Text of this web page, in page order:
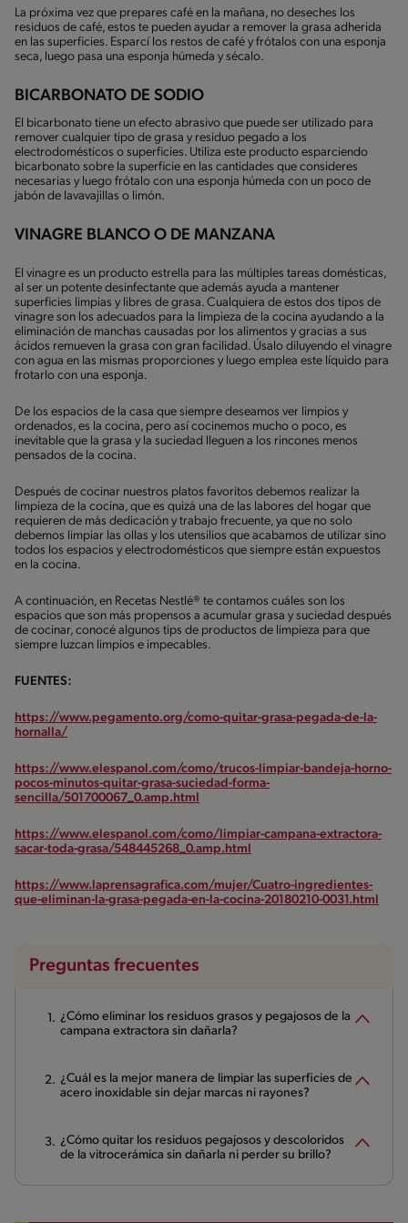
La próxima vez que prepares café en la mañana, no deseches los
residuos de café, estos te pueden ayudar a remover la grasa adherida
en las superficies. Esparcí los restos de café y frótalos con una esponja
seca, luego pasa una esponja húmeda y sécalo.
BICARBONATO DE SODIO
El bicarbonato tiene un efecto abrasivo que puede ser utilizado para
remover cualquier tipo de grasa y residuo pegado a los
electrodomésticos o superficies. Utiliza este producto esparciendo
bicarbonato sobre la superficie en las cantidades que consideres
necesarias y luego frótalo con una esponja húmeda con un poco de
jabón de lavavajillas o limón.
VINAGRE BLANCO O DE MANZANA
El vinagre es un producto estrella para las múltiples tareas domésticas,
al ser un potente desinfectante que además ayuda a mantener
superficies limpias y libres de grasa. Cualquiera de estos dos tipos de
vinagre son los adecuados para la limpieza de la cocina ayudando a la
eliminación de manchas causadas por los alimentos y gracias a sus
ácidos remueven la grasa con gran facilidad. Úsalo diluyendo el vinagre
con agua en las mismas proporciones y luego emplea este líquido para
frotarlo con una esponja.
De los espacios de la casa que siempre deseamos ver limpios y
ordenados, es la cocina, pero así cocinemos mucho o poco, es
inevitable que la grasa y la suciedad lleguen a los rincones menos
pensados de la cocina.
Después de cocinar nuestros platos favoritos debemos realizar la
limpieza de la cocina, que es quizá una de las labores del hogar que
requieren de más dedicación y trabajo frecuente, ya que no solo
debemos limpiar las ollas y los utensilios que acabamos de utilizar sino
todos los espacios y electrodomésticos que siempre están expuestos
en la cocina.
A continuación, en Recetas Nestlé® te contamos cuáles son los
espacios que son más propensos a acumular grasa y suciedad después
de cocinar, conocé algunos tips de productos de limpieza para que
siempre luzcan limpios e impecables.
FUENTES:
https://www.pegamento.org/como-quitar-grasa-pegada-de-la-
hornalla/
https://www.elespanol.com/como/trucos-limpiar-bandeja-horno-
pocos-minutos-quitar-grasa-suciedad-forma-
sencilla/501700067_0.amp.html
https://www.elespanol.com/como/limpiar-campana-extractora-
sacar-toda-grasa/548445268_0.amp.html
https://www.laprensagrafica.com/mujer/Cuatro-ingredientes-
que-eliminan-la-grasa-pegada-en-la-cocina-20180210-0031.html
Preguntas frecuentes
¿Cómo eliminar los residuos grasos y pegajosos de la
campana extractora sin dañarla?
¿Cuál es la mejor manera de limpiar las superficies de
acero inoxidable sin dejar marcas ni rayones?
¿Cómo quitar los residuos pegajosos y descoloridos
de la vitrocerámica sin dañarla ni perder su brillo?